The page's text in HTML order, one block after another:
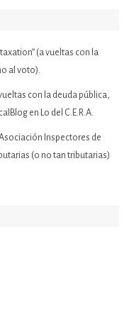
(a vueltas con la
al voto).
con la deuda pública,
en Lo del C.E.R.A.
Inspectores de
(o no tan tributarias)